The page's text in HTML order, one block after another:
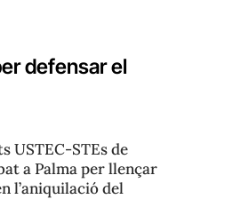
defensar el
USTEC-STEs de
a Palma per llençar
l’aniquilació del